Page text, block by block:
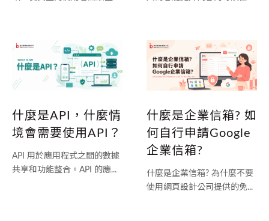
什麼是API，什麼情
境會需要使用API？
API 用於應用程式之間的數據
共享和功能整合。API 的應...
什麼是企業信箱? 如
何自行申請Google
企業信箱?
什麼是企業信箱? 為什麼不要
使用網頁設計公司提供的免...